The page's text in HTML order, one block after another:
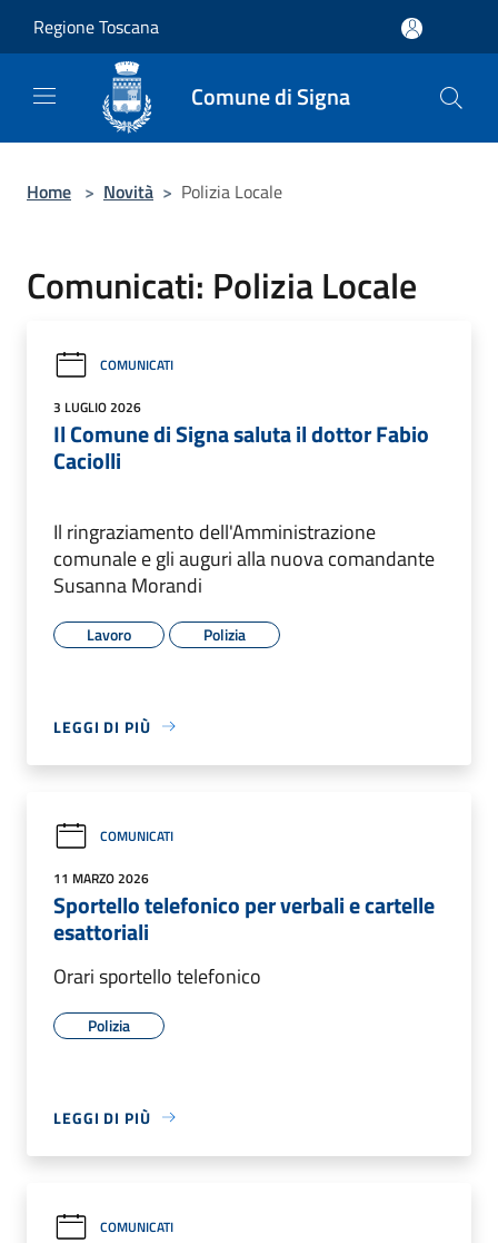
Regione Toscana
Comune di Signa
Home > Novità > Polizia Locale
Comunicati: Polizia Locale
COMUNICATI
3 LUGLIO 2026
Il Comune di Signa saluta il dottor Fabio
Caciolli
Il ringraziamento dell'Amministrazione
comunale e gli auguri alla nuova comandante
Susanna Morandi
Lavoro Polizia
LEGGI DI PIÙ
COMUNICATI
11 MARZO 2026
Sportello telefonico per verbali e cartelle
esattoriali
Orari sportello telefonico
Polizia
LEGGI DI PIÙ
COMUNICATI